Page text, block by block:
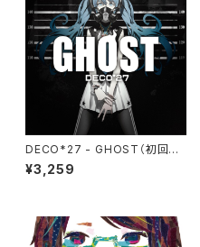
DECO*27 - GHOST（初回生
産限定盤）
¥3,259